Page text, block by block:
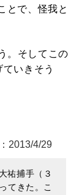
とで、怪我と
。そしてこの
いきそう
4/29
祐捕手（３
てきた。こ